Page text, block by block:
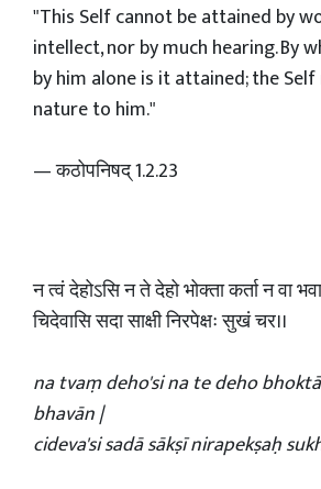
"This Self cannot be attained by
intellect, nor by much hearing. By
by him alone is it attained; the
nature to him."
— कठोपनिषद् 1.2.23
न त्वं देहोऽसि न ते देहो भोक्ता कर्ता न वा
चिदेवासि सदा साक्षी निरपेक्षः सुखं चर।।
na tvaṃ deho'si na te deho
bhavān |
cideva'si sadā sākṣī nirapekṣaḥ